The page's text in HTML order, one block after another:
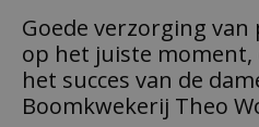
Goede verzorging
op het juiste
het succes van de
Boomkwekerij Theo